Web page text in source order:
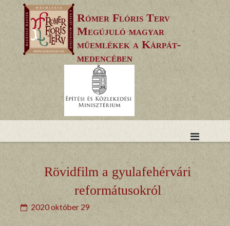
to
content
Rómer Flóris Terv
Megújuló magyar
műemlékek a Kárpát-
medencében
Rövidfilm a gyulafehérvári
reformátusokról
2020 október 29